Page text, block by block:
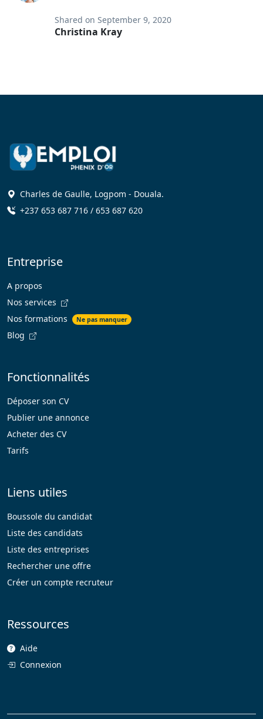
Shared on September 9, 2020
Christina Kray
Charles de Gaulle, Logpom - Douala.
+237 653 687 716 / 653 687 620
Entreprise
A propos
Nos services
Nos formations
Ne pas manquer
Blog
Fonctionnalités
Déposer son CV
Publier une annonce
Acheter des CV
Tarifs
Liens utiles
Boussole du candidat
Liste des candidats
Liste des entreprises
Rechercher une offre
Créer un compte recruteur
Ressources
Aide
Connexion